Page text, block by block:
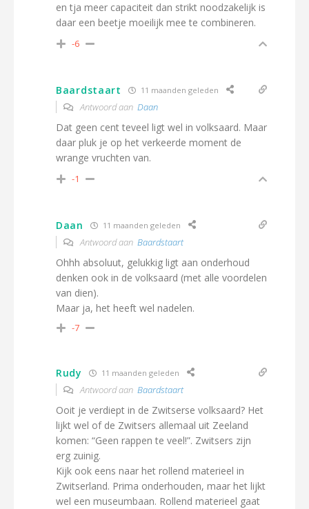
en tja meer capaciteit dan strikt noodzakelijk is
daar een beetje moeilijk mee te combineren.
-6
Baardstaart 11 maanden geleden
Antwoord aan Daan
Dat geen cent teveel ligt wel in volksaard. Maar
daar pluk je op het verkeerde moment de
wrange vruchten van.
-1
Daan 11 maanden geleden
Antwoord aan Baardstaart
Ohhh absoluut, gelukkig ligt aan onderhoud
denken ook in de volksaard (met alle voordelen
van dien).
Maar ja, het heeft wel nadelen.
-7
Rudy 11 maanden geleden
Antwoord aan Baardstaart
Ooit je verdiept in de Zwitserse volksaard? Het
lijkt wel of de Zwitsers allemaal uit Zeeland
komen: “Geen rappen te veel!”. Zwitsers zijn
erg zuinig.
Kijk ook eens naar het rollend materieel in
Zwitserland. Prima onderhouden, maar het lijkt
wel een museumbaan. Rollend materieel gaat